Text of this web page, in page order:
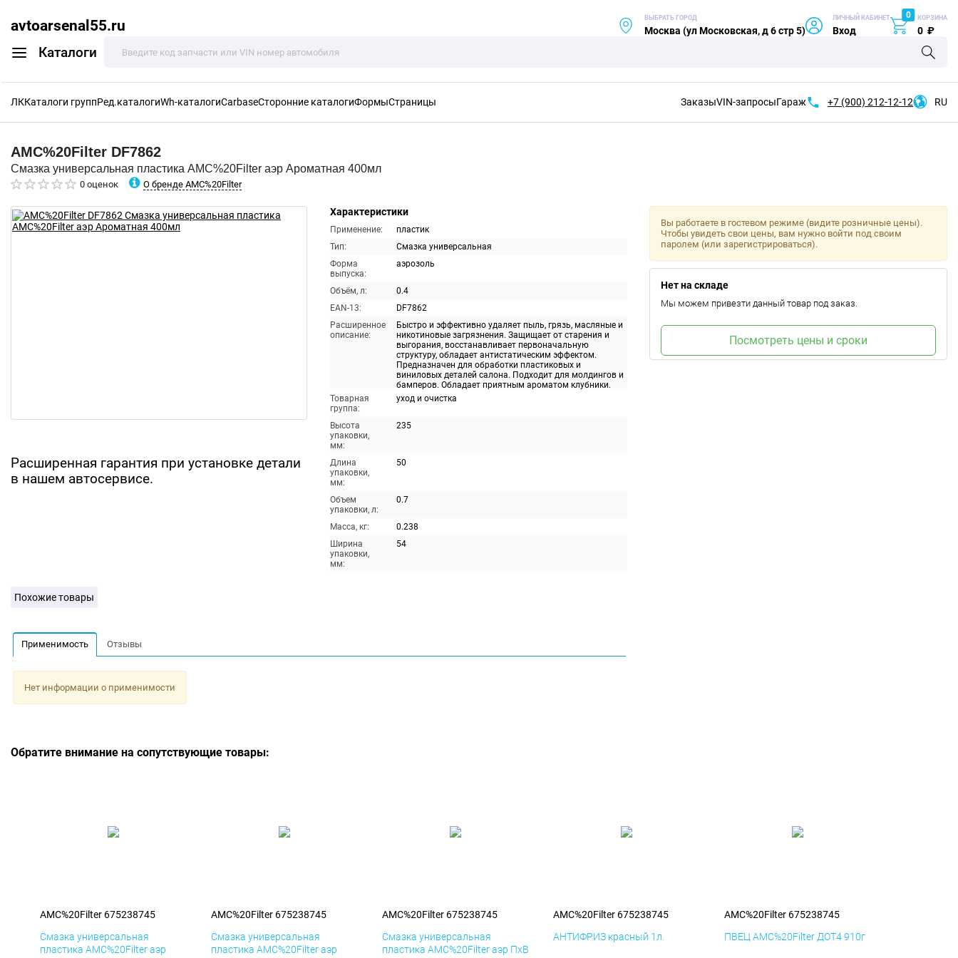
avtoarsenal55.ru
Каталоги
ВЫБРАТЬ ГОРОД
Москва (ул Московская, д 6 стр 5)
ЛИЧНЫЙ КАБИНЕТ
Вход
0 КОРЗИНА
0 ₽
ЛККаталоги группРед.каталогиWh-каталогиCarbaseСторонние каталогиФормыСтраницы ЗаказыVIN-запросыГараж +7 (900) 212-12-12 RU
AMC%20Filter DF7862
Смазка универсальная пластика AMC%20Filter аэр Ароматная 400мл
0 оценок О бренде AMC%20Filter
Расширенная гарантия при установке детали
в нашем автосервисе.
Характеристики
Применение:
пластик
Тип:
Смазка универсальная
Форма
выпуска:
аэрозоль
Объём, л:
0.4
EAN-13:
DF7862
Расширенное
описание:
Быстро и эффективно удаляет пыль, грязь, масляные и
никотиновые загрязнения. Защищает от старения и
выгорания, восстанавливает первоначальную
структуру, обладает антистатическим эффектом.
Предназначен для обработки пластиковых и
виниловых деталей салона. Подходит для молдингов и
бамперов. Обладает приятным ароматом клубники.
Товарная
группа:
уход и очистка
Высота
упаковки,
мм:
235
Длина
упаковки,
мм:
50
Объем
упаковки, л:
0.7
Масса, кг:
0.238
Ширина
упаковки,
мм:
54
Вы работаете в гостевом режиме (видите розничные цены).
Чтобы увидеть свои цены, вам нужно войти под своим
паролем (или зарегистрироваться).
Нет на складе
Мы можем привезти данный товар под заказ.
Посмотреть цены и сроки
Похожие товары
Применимость Отзывы
Нет информации о применимости
Обратите внимание на сопутствующие товары:
AMC%20Filter 675238745
Смазка универсальная
пластика AMC%20Filter аэр
AMC%20Filter 675238745
Смазка универсальная
пластика AMC%20Filter аэр
AMC%20Filter 675238745
Смазка универсальная
пластика AMC%20Filter аэр ПхВ
AMC%20Filter 675238745
АНТИФРИЗ красный 1л.
AMC%20Filter 675238745
ПВЕЦ AMC%20Filter ДОТ4 910г